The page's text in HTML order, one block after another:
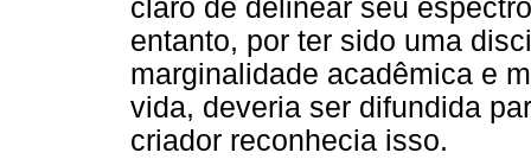
claro de delinear seu
entanto, por ter sido uma
marginalidade acadêmica e
vida, deveria ser difundida
criador reconhecia isso.